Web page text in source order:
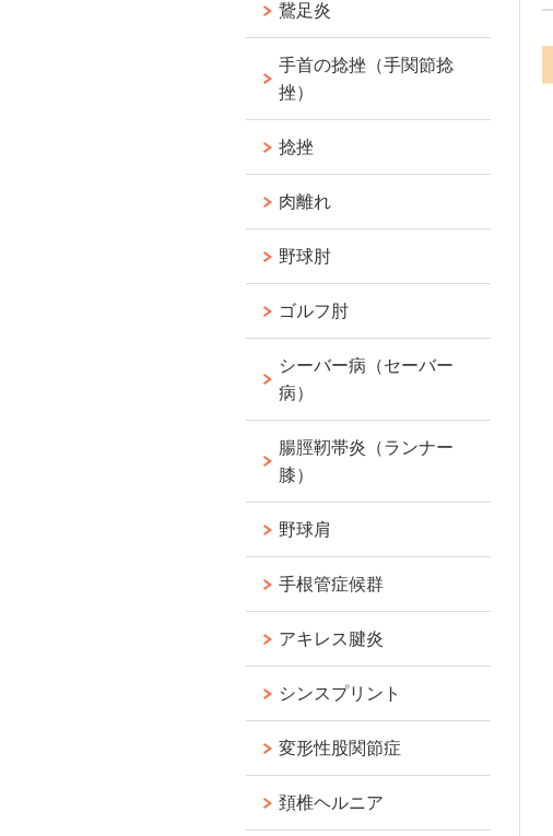
鵞足炎
手首の捻挫（手関節捻
挫）
捻挫
肉離れ
野球肘
ゴルフ肘
シーバー病（セーバー
病）
腸脛靭帯炎（ランナー
膝）
野球肩
手根管症候群
アキレス腱炎
シンスプリント
変形性股関節症
頚椎ヘルニア